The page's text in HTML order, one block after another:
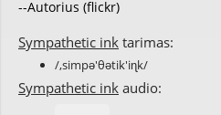
--Autorius (flickr)
Sympathetic ink tarimas:
/,simpə'θətik'iɳk/
Sympathetic ink audio: